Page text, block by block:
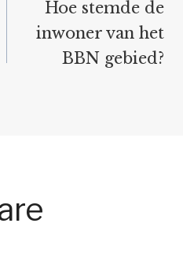
Hoe stemde de
inwoner van het
BBN gebied?